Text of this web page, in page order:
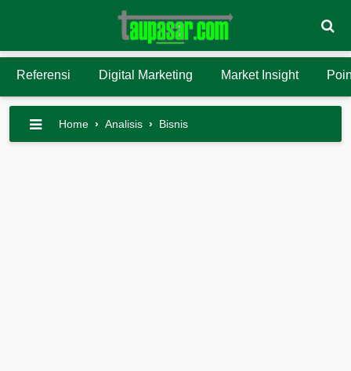
Referensi Digital Marketing Market Insight
Home › Analisis › Bisnis